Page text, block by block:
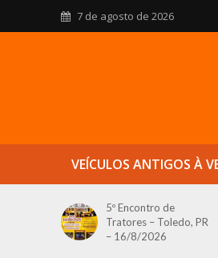
7 de agosto de 2026
VEÍCULOS ANTIGOS À
5º Encontro de
Tratores – Toledo, PR
– 16/8/2026